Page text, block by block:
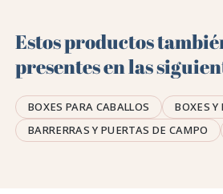
Estos productos
presentes en las
BOXES PARA CABALLOS
BOXES Y
BARRERRAS Y PUERTAS DE CAMPO